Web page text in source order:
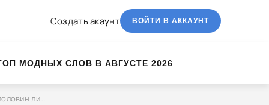
Создать акаунт ВОЙТИ В АККАУНТ
МОДНЫХ СЛОВ В АВГУСТЕ 2026
лица)